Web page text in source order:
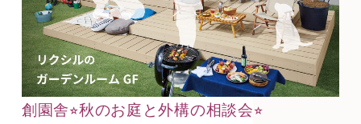
創園舎⭐︎秋のお庭と外構の相談会⭐︎